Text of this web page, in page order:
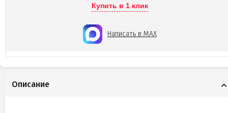
Купить в 1 клик
Написать в MAX
Описание